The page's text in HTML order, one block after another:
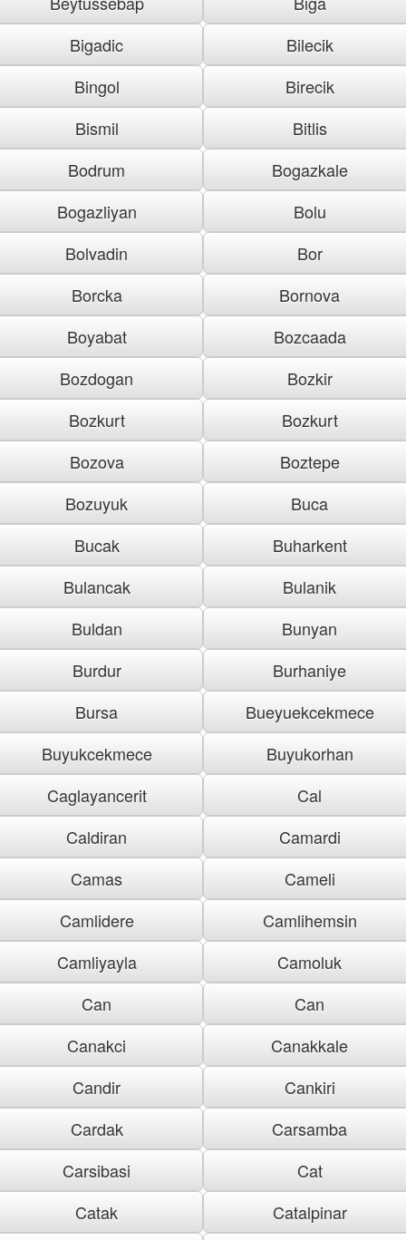
Bigadic
Bilecik
Bingol
Birecik
Bismil
Bitlis
Bodrum
Bogazkale
Bogazliyan
Bolu
Bolvadin
Bor
Borcka
Bornova
Boyabat
Bozcaada
Bozdogan
Bozkir
Bozkurt
Bozkurt
Bozova
Boztepe
Bozuyuk
Buca
Bucak
Buharkent
Bulancak
Bulanik
Buldan
Bunyan
Burdur
Burhaniye
Bursa
Bueyuekcekmece
Buyukcekmece
Buyukorhan
Caglayancerit
Cal
Caldiran
Camardi
Camas
Cameli
Camlidere
Camlihemsin
Camliyayla
Camoluk
Can
Can
Canakci
Canakkale
Candir
Cankiri
Cardak
Carsamba
Carsibasi
Cat
Catak
Catalpinar